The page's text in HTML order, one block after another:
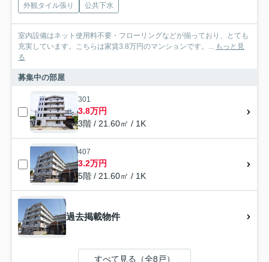
外観タイル張り
公共下水
室内設備はネット使用料不要・フローリングなどが揃っており、とても
充実しています。こちらは家賃3.8万円のマンションです。... もっと見
る
募集中の部屋
301
3.8万円
3階 / 21.60㎡ / 1K
407
3.2万円
5階 / 21.60㎡ / 1K
過去掲載物件
すべて見る（全8戸）